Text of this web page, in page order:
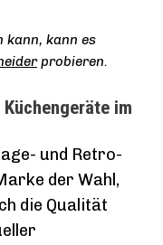
kann, kann es
probieren.
im
und Retro-
der Wahl,
die Qualität